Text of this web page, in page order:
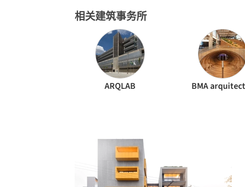
相关建筑事务所
ARQLAB BMA